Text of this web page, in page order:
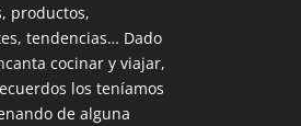
productos,
tendencias… Dado
cocinar y viajar,
los teníamos
de alguna